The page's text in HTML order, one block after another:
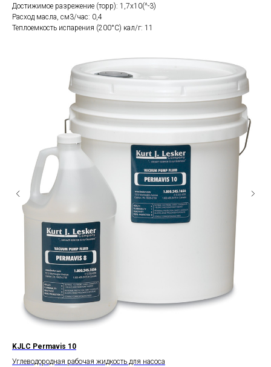
Достижимое разрежение (торр): 1,7х10(^-3)
Расход масла, см3/час: 0,4
Теплоемкость испарения (200°С) кал/г: 11
KJLC Permavis 10
Углеводородная рабочая жидкость для насоса